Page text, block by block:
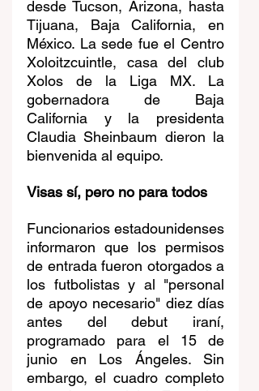
desde Tucson, Arizona, hasta
Tijuana, Baja California, en
México. La sede fue el Centro
Xoloitzcuintle, casa del club
Xolos de la Liga MX. La
gobernadora de Baja
California y la presidenta
Claudia Sheinbaum dieron la
bienvenida al equipo.
Visas sí, pero no para todos
Funcionarios estadounidenses
informaron que los permisos
de entrada fueron otorgados a
los futbolistas y al "personal
de apoyo necesario" diez días
antes del debut iraní,
programado para el 15 de
junio en Los Ángeles. Sin
embargo, el cuadro completo